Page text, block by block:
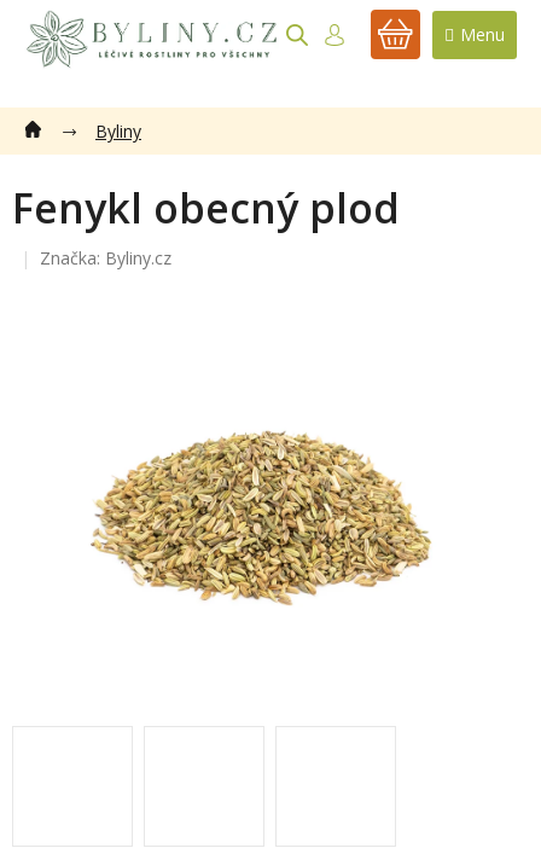
obsah
NÁKUPNÍ
Byliny
Fenykl obecný plod
Značka: Byliny.cz